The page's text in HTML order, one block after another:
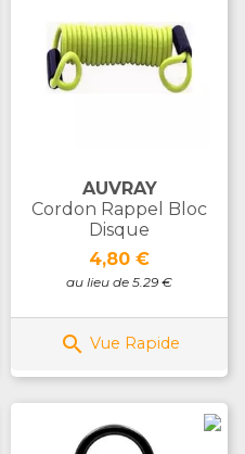
AUVRAY
Cordon Rappel Bloc
Disque
Prix
4,80 €
au lieu de 5.29 €
 Vue Rapide